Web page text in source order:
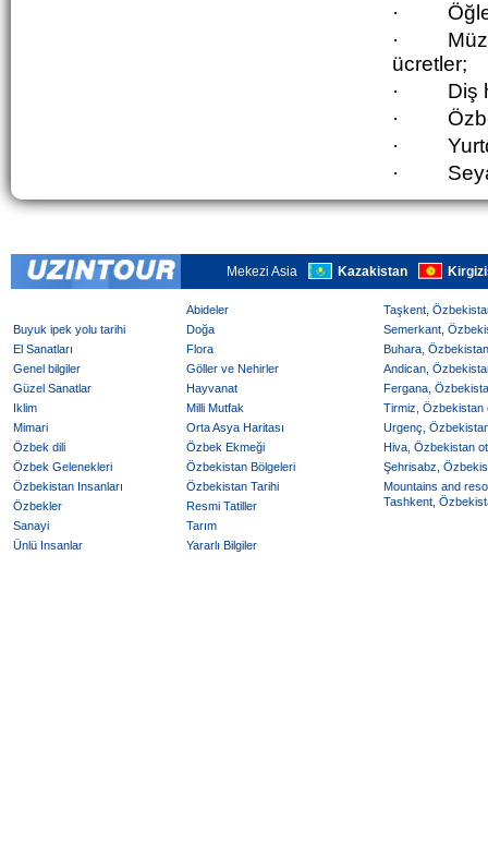
·
·
ücretler;
·
Diş
·
·
·
Mekezi Asia Kazakistan
Abideler
Buyuk ipek yolu tarihi
Doğa
El Sanatları
Flora
Genel bilgiler
Göller ve Nehirler
Güzel Sanatlar
Hayvanat
Iklim
Milli Mutfak
Mimari
Orta Asya Haritası
Özbek dili
Özbek Ekmeği
Özbek Gelenekleri
Özbekistan Bölgeleri
Özbekistan Insanları
Özbekistan Tarihi
Özbekler
Resmi Tatiller
Sanayi
Tarım
Ünlü Insanlar
Yararlı Bilgiler
Taşkent,
Semerkant,
Buhara,
Andican,
Fergana,
Tirmiz, Özbekistan
Urgenç,
Hiva, Özbekistan
Şehrisabz,
Mountains and
Tashkent,